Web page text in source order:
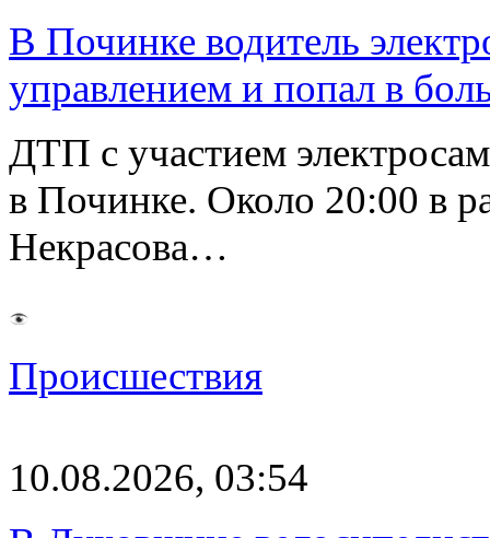
В Починке водитель
управлением и попал в
ДТП с участием
в Починке. Около 20:00 в
Некрасова…
Происшествия
10.08.2026, 03:54